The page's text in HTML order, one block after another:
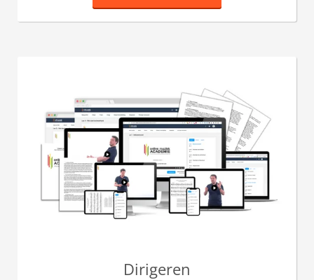
Dirigeren